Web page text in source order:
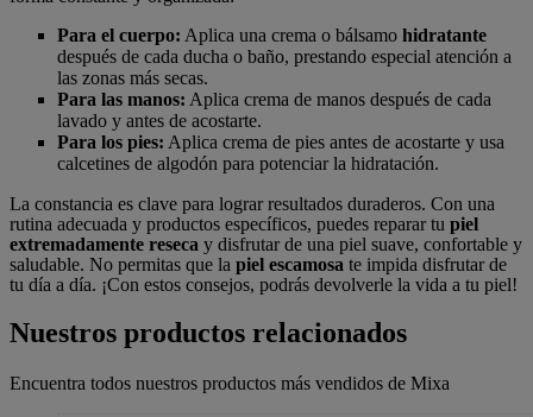
Para el cuerpo: Aplica una crema o bálsamo hidratante
después de cada ducha o baño, prestando especial atención a
las zonas más secas.
Para las manos: Aplica crema de manos después de cada
lavado y antes de acostarte.
Para los pies: Aplica crema de pies antes de acostarte y usa
calcetines de algodón para potenciar la hidratación.
La constancia es clave para lograr resultados duraderos. Con una
rutina adecuada y productos específicos, puedes reparar tu piel
extremadamente reseca y disfrutar de una piel suave, confortable y
saludable. No permitas que la piel escamosa te impida disfrutar de
tu día a día. ¡Con estos consejos, podrás devolverle la vida a tu piel!
Nuestros productos relacionados
Encuentra todos nuestros productos más vendidos de Mixa